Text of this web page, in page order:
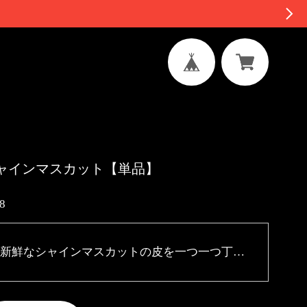
インマスカット【単品】
新鮮なシャインマスカットの皮を一つ一つ丁寧にむいてスライスし果肉をたくさん入れました。シャインマスカットの香りと甘さが口に広がる贅沢な氷菓です。 ［原材料に含まれるアレルギー物質］大豆 ◎内容量／51g ◎種類別／氷菓 ※単品でのご注文の場合は簡易包装になります。SET商品以外の商品にはBOXが付きませんのでご注意ください。 ※単品注文で贈答用等にご使用の場合はBOXもご指定（有料）ください。 ※発送について 平日のご注文はご注文日より翌日の発送になります。 土日祝日のご注文は月曜日発送になります。 又到着日は配送地域によって変動がございますのでご了承ください。 指定日をご希望の方は、ご注文日より3日以降で承ります。備考欄にご記入ください。